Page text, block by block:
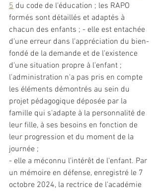
5 du code de l'éducation ; les RAPO
formés sont détaillés et adaptés à
chacun des enfants ; - elle est entachée
d'une erreur dans l'appréciation du bien-
fondé de la demande et de l'existence
d'une situation propre à l'enfant ;
l'administration n'a pas pris en compte
les éléments démontrés au sein du
projet pédagogique déposée par la
famille qui s'adapte à la personnalité de
leur fille, à ses besoins en fonction de
leur progression et du moment de la
journée ;
- elle a méconnu l'intérêt de l'enfant. Par
un mémoire en défense, enregistré le 7
octobre 2024, la rectrice de l'académie